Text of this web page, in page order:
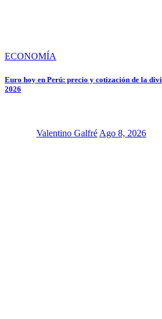
ECONOMÍA
Euro hoy en Perú: precio y cotización de la
2026
Valentino Galfré Ago 8, 2026